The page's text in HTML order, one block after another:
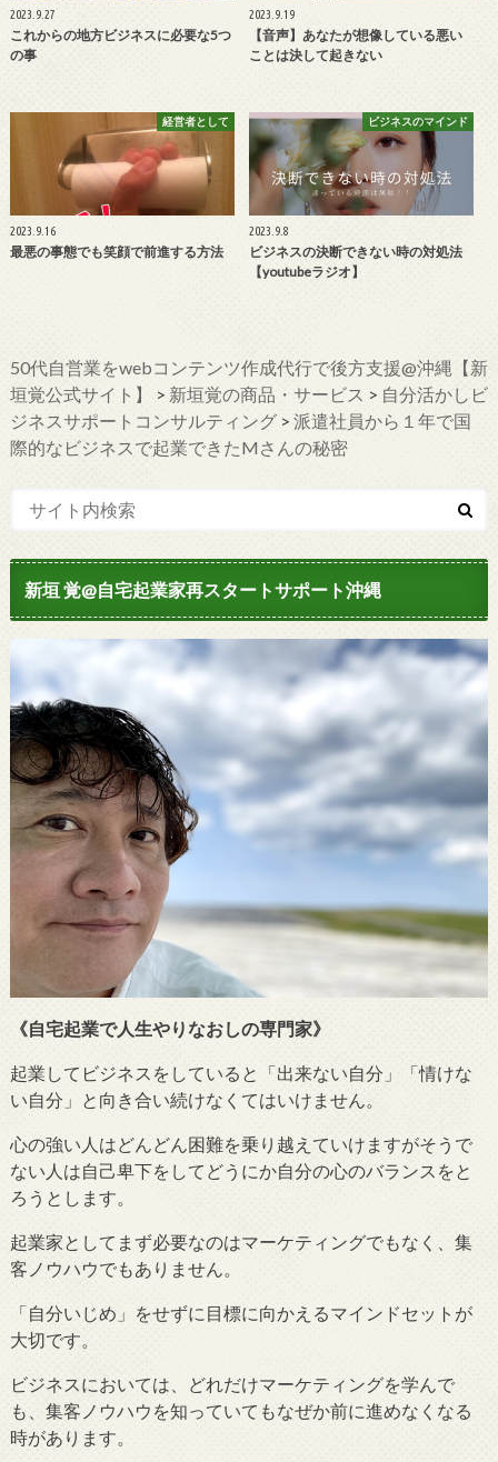
2023.9.27
これからの地方ビジネスに必要な5つ
の事
2023.9.19
【音声】あなたが想像している悪い
ことは決して起きない
経営者として
2023.9.16
最悪の事態でも笑顔で前進する方法
ビジネスのマインド
2023.9.8
ビジネスの決断できない時の対処法
【youtubeラジオ】
50代自営業をwebコンテンツ作成代行で後方支援@沖縄【新
垣覚公式サイト】
> 新垣覚の商品・サービス > 自分活かしビ
ジネスサポートコンサルティング> 派遣社員から１年で国
際的なビジネスで起業できたMさんの秘密
新垣 覚@自宅起業家再スタートサポート沖縄
《自宅起業で人生やりなおしの専門家》
起業してビジネスをしていると「出来ない自分」「情けな
い自分」と向き合い続けなくてはいけません。
心の強い人はどんどん困難を乗り越えていけますがそうで
ない人は自己卑下をしてどうにか自分の心のバランスをと
ろうとします。
起業家としてまず必要なのはマーケティングでもなく、集
客ノウハウでもありません。
「自分いじめ」をせずに目標に向かえるマインドセットが
大切です。
ビジネスにおいては、どれだけマーケティングを学んで
も、集客ノウハウを知っていてもなぜか前に進めなくなる
時があります。